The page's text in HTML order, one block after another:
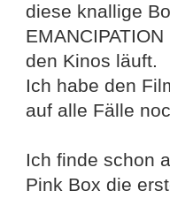
diese knallige
den Kinos läuft.
Ich habe den
auf alle Fälle
Ich finde schon
Pink Box die